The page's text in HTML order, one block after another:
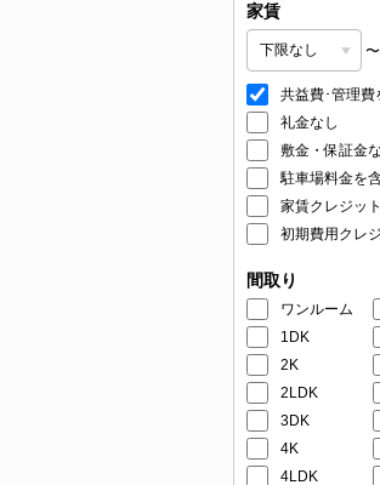
家賃
〜
共益費･管理費
礼金なし
敷金・保証金
駐車場料金を
家賃クレジッ
初期費用クレ
間取り
ワンルーム
1DK
2K
2LDK
3DK
4K
4LDK